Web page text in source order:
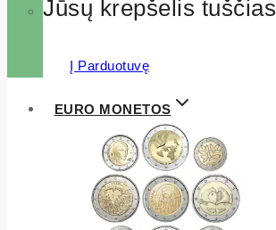
Jūsų krepšelis tuščias
Į Parduotuvę
EURO MONETOS